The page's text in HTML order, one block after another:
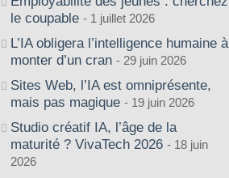
le coupable
1 juillet 2026
L’IA obligera l’intelligence humaine à
monter d’un cran
29 juin 2026
Sites Web, l’IA est omniprésente,
mais pas magique
19 juin 2026
Studio créatif IA, l’âge de la
maturité ? VivaTech 2026
18 juin
2026